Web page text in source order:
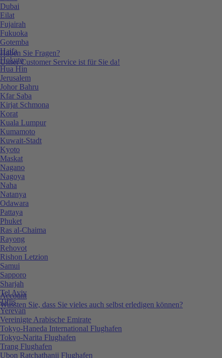
Haben Sie Fragen?
Unser Customer Service ist für Sie da!
Account
Wussten Sie, dass Sie vieles auch selbst erledigen können?
Dubai
Eilat
Fujairah
Fukuoka
Gotemba
Haifa
Hokuto
Hua Hin
Jerusalem
Johor Bahru
Kfar Saba
Kirjat Schmona
Korat
Kuala Lumpur
Kumamoto
Kuwait-Stadt
Kyoto
Maskat
Nagano
Nagoya
Naha
Natanya
Odawara
Pattaya
Phuket
Ras al-Chaima
Rayong
Rehovot
Rishon Letzion
Samui
Sapporo
Sharjah
Tel Aviv
Tiflis
Yerevan
Vereinigte Arabische Emirate
Tokyo-Haneda International Flughafen
Tokyo-Narita Flughafen
Trang Flughafen
Ubon Ratchathanii Flughafen